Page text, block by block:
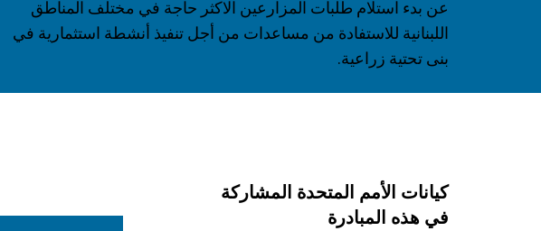
عن بدء استلام طلبات المزارعين الاكثر حاجة في مختلف المناطق
اللبنانية للاستفادة من مساعدات من أجل تنفيذ أنشطة استثمارية في
بنى تحتية زراعية.
كيانات الأمم المتحدة المشاركة
في هذه المبادرة